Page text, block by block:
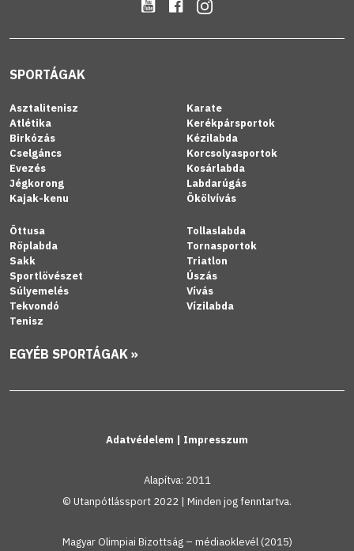
SPORTÁGAK
Asztalitenisz
Atlétika
Birkózás
Cselgáncs
Evezés
Jégkorong
Kajak-kenu
Karate
Kerékpársportok
Kézilabda
Korcsolyasportok
Kosárlabda
Labdarúgás
Ökölvívás
Öttusa
Röplabda
Sakk
Sportlövészet
Súlyemelés
Tekvondó
Tenisz
Tollaslabda
Tornasportok
Triatlon
Úszás
Vívás
Vízilabda
EGYÉB SPORTÁGAK »
Adatvédelem | Impresszum
Alapítva: 2011
© Utanpótlássport 2022 | Minden jog fenntartva.
Magyar Olimpiai Bizottság – médiaoklevél (2015)